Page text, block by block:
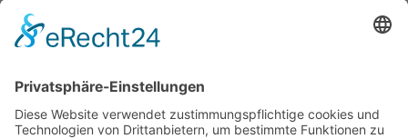
Impressum
Facebook
Instagram